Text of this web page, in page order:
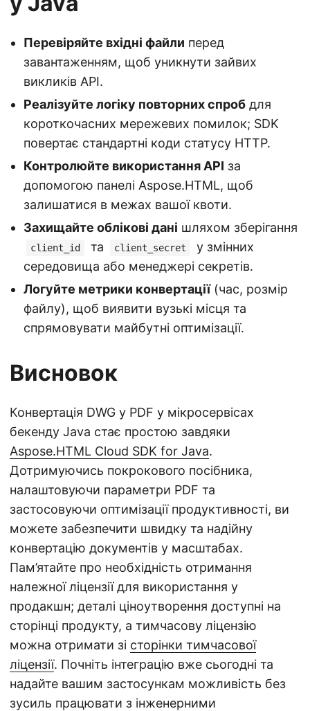
Перевіряйте вхідні файли перед
завантаженням, щоб уникнути зайвих
викликів API.
Реалізуйте логіку повторних спроб для
короткочасних мережевих помилок; SDK
повертає стандартні коди статусу HTTP.
Контролюйте використання API за
допомогою панелі Aspose.HTML, щоб
залишатися в межах вашої квоти.
Захищайте облікові дані шляхом зберігання
client_id та client_secret
у змінних
середовища або менеджері секретів.
Логуйте метрики конвертації(час, розмір
файлу), щоб виявити вузькі місця та
спрямовувати майбутні оптимізації.
Висновок
Конвертація DWG у PDF у мікросервісах
бекенду Java стає простою завдяки
Aspose.HTML Cloud SDK for Java.
Дотримуючись покрокового посібника,
налаштовуючи параметри PDF та
застосовуючи оптимізації продуктивності, ви
можете забезпечити швидку та надійну
конвертацію документів у масштабах.
Пам’ятайте про необхідність отримання
належної ліцензії для використання у
продакшн; деталі ціноутворення доступні на
сторінці продукту, а тимчасову ліцензію
можна отримати зі сторінки тимчасової
ліцензії. Почніть інтеграцію вже сьогодні та
надайте вашим застосункам можливість без
зусиль працювати з інженерними